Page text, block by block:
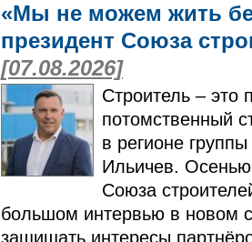
«Мы не можем жить
президент Союза
[07.08.2026]
Строитель – это
потомственный
в регионе
Ильичев.
Союза
большом интервью в новом
защищать интересы